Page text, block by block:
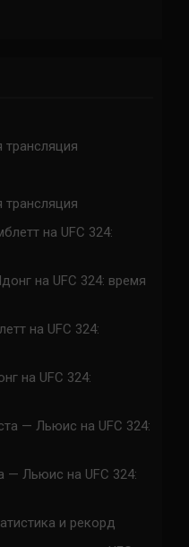
на UFC 324:
на UFC 324: время
на UFC 324:
на UFC 324:
— Льюис на UFC 324:
— Льюис на UFC 324:
и рекорд